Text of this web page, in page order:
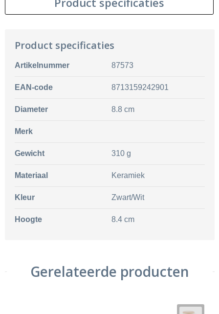
Product specificaties
Artikelnummer 87573
EAN-code 8713159242901
Diameter 8.8 cm
Merk
Gewicht 310 g
Materiaal Keramiek
Kleur Zwart/Wit
Hoogte 8.4 cm
Gerelateerde producten